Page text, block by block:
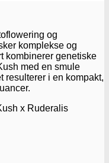
og
komplekse og
kombinerer genetiske
med en smule
resulterer i en kompakt,
x Ruderalis